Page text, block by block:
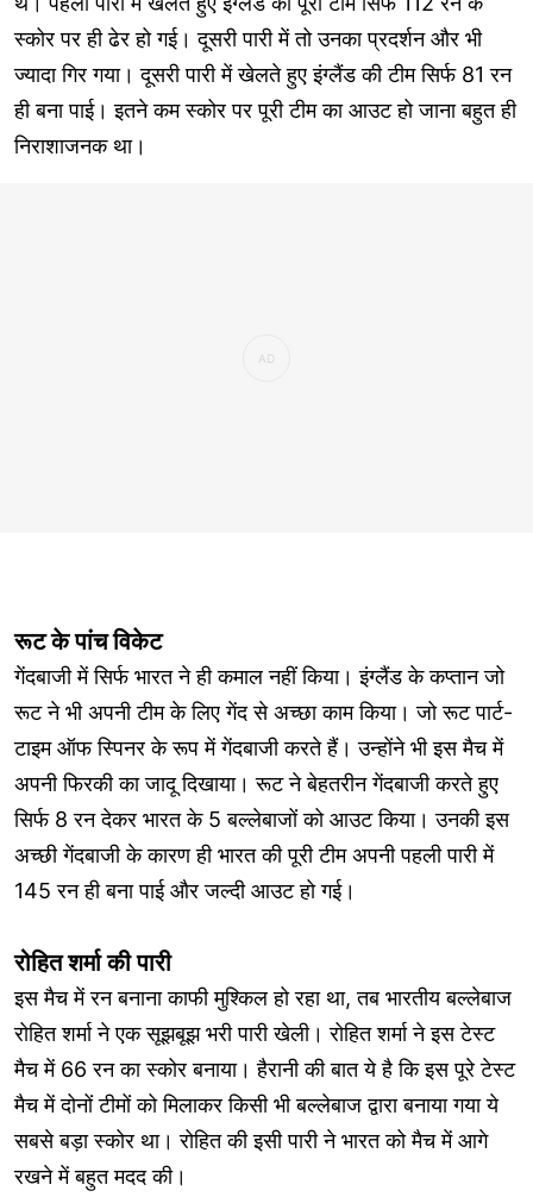
स्कोर पर ही ढेर हो गई। दूसरी पारी में तो उनका प्रदर्शन और भी
ज्यादा गिर गया। दूसरी पारी में खेलते हुए इंग्लैंड की टीम सिर्फ 81 रन
ही बना पाई। इतने कम स्कोर पर पूरी टीम का आउट हो जाना बहुत ही
निराशाजनक था।
रूट के पांच विकेट
गेंदबाजी में सिर्फ भारत ने ही कमाल नहीं किया। इंग्लैंड के कप्तान जो
रूट ने भी अपनी टीम के लिए गेंद से अच्छा काम किया। जो रूट पार्ट-
टाइम ऑफ स्पिनर के रूप में गेंदबाजी करते हैं। उन्होंने भी इस मैच में
अपनी फिरकी का जादू दिखाया। रूट ने बेहतरीन गेंदबाजी करते हुए
सिर्फ 8 रन देकर भारत के 5 बल्लेबाजों को आउट किया। उनकी इस
अच्छी गेंदबाजी के कारण ही भारत की पूरी टीम अपनी पहली पारी में
145 रन ही बना पाई और जल्दी आउट हो गई।
रोहित शर्मा की पारी
इस मैच में रन बनाना काफी मुश्किल हो रहा था, तब भारतीय बल्लेबाज
रोहित शर्मा ने एक सूझबूझ भरी पारी खेली। रोहित शर्मा ने इस टेस्ट
मैच में 66 रन का स्कोर बनाया। हैरानी की बात ये है कि इस पूरे टेस्ट
मैच में दोनों टीमों को मिलाकर किसी भी बल्लेबाज द्वारा बनाया गया ये
सबसे बड़ा स्कोर था। रोहित की इसी पारी ने भारत को मैच में आगे
रखने में बहुत मदद की।